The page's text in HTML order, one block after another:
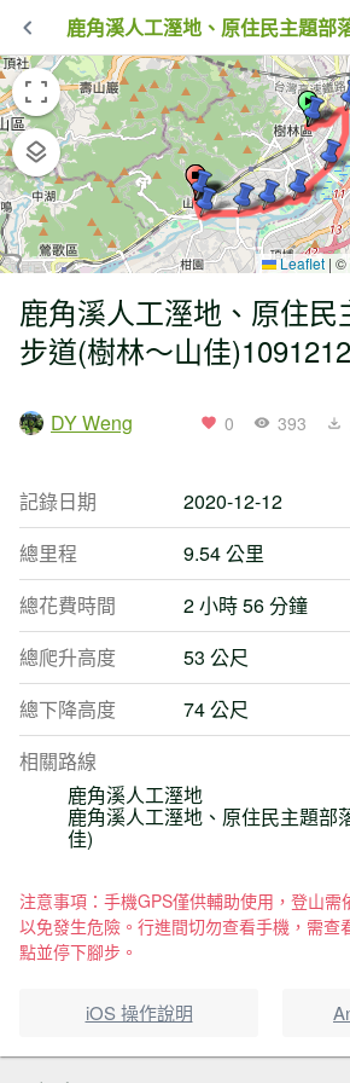
Leaflet | ©
鹿角溪人工溼地、原住民
步道(樹林～山佳)1091212
DY Weng 0 393
記錄日期
2020-12-12
總里程
9.54 公里
總花費時間
2 小時 56 分鐘
總爬升高度
53 公尺
總下降高度
74 公尺
相關路線
鹿角溪人工溼地
鹿角溪人工溼地、原住民主題部
佳)
注意事項：手機GPS僅供輔助使用，登山需
以免發生危險。行進間切勿查看手機，需查
點並停下腳步。
iOS 操作說明